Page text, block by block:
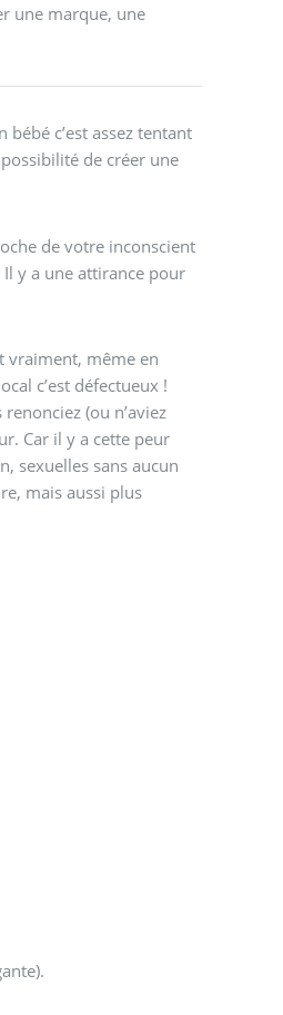
une marque, une
c’est assez tentant
de créer une
de votre inconscient
y a une attirance pour
vraiment, même en
c’est défectueux !
(ou n’aviez
Car il y a cette peur
sexuelles sans aucun
mais aussi plus